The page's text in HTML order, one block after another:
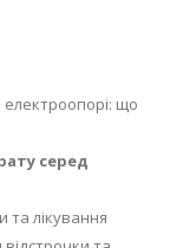
що
серед
та лікування